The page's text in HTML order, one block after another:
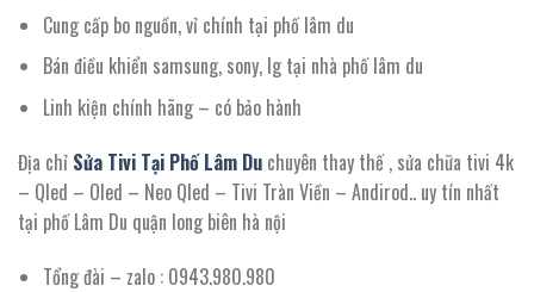
Cung cấp bo nguồn, vỉ chính tại phố lâm du
Bán điều khiển samsung, sony, lg tại nhà phố lâm du
Linh kiện chính hãng – có bảo hành
Địa chỉ Sửa Tivi Tại Phố Lâm Du chuyên thay thế , sửa chữa tivi 4k
– Qled – Oled – Neo Qled – Tivi Tràn Viền – Andirod.. uy tín nhất
tại phố Lâm Du quận long biên hà nội
Tổng đài – zalo : 0943.980.980